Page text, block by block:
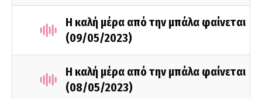
Η καλή μέρα από την μπάλα φαίνεται
(09/05/2023)
Η καλή μέρα από την μπάλα φαίνεται
(08/05/2023)